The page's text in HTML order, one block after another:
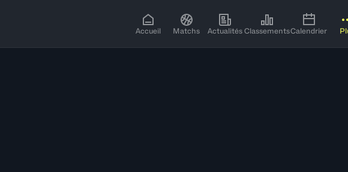
Accueil Matchs Actualités ClassementsCalendrier